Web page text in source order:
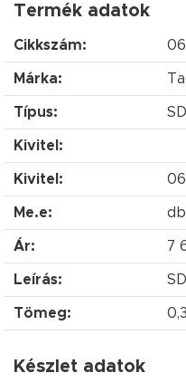
Termék adatok
Cikkszám:
Márka:
Típus:
Kivitel:
Kivitel:
Me.e: db
Ár: 7
Leírás:
Tömeg:
Készlet adatok